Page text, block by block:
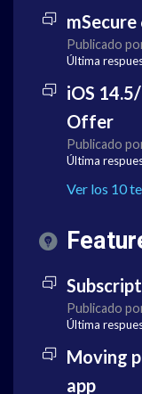
Publicado
Última
iOS
Offer
Publicado
Última
Ver los 10
Publicado
Última
Moving
app